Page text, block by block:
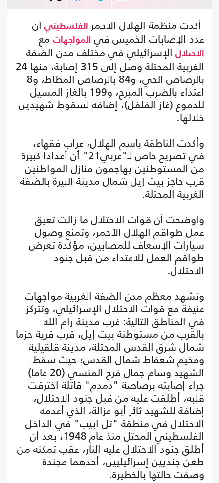
أكدت منظمة الهلال الأحمر الفلسطيني أن
عدد الإصابات الخميس في
المواجهات مع
الاحتلال الإسرائيلي في مختلف مدن الضفة
الغربية المحتلة وصل إلى 315 إصابة، منها 24
بالرصاص الحي، و84 بالرصاص المطاط، و8
اعتداء بالضرب المبرح، و199 بالغاز المسيل
للدموع (غاز الفلفل)، إضافة لسقوط شهيدين
خلالها.
وأكدت الناطقة باسم الهلال، عراب فقهاء،
في تصريح خاص لـ"عربي21" أن أعدادا كبيرة
من المستوطنين يهاجمون منازل المواطنين
قرب حاجز بيت إيل شمال مدينة البيرة بالضفة
الغربية المحتلة.
وأوضحت أن قوات الاحتلال ما زالت تعيق
عمل طواقم الهلال الأحمر، وتمنع وصول
سيارات الإسعاف للمصابين، مؤكدة تعرض
طواقم العمل للاعتداء من قبل جنود
الاحتلال.
وتشهد معظم مدن الضفة الغربية مواجهات
عنيفة مع قوات الاحتلال الإسرائيلي، وتتركز
في المناطق التالية: غرب مدينة رام الله
بالقرب من مستوطنة بيت إيل، قرب قرية حزما
شمال شرق القدس المحتلة، مدينة قلقيلية
ومخيم شعفاط شمال القدس؛ حيث سقط
الشهيد وسام جمال فرج المنسي (20 عاما)
جراء إصابته برصاصة "دمدم" قاتلة اخترقت
قلبه، أطلقت عليه من قبل جنود الاحتلال،
إضافة للشهيد ثائر أبو غزالة، الذي أعدمه
الاحتلال في منطقة "تل ابيب" في الداخل
الفلسطيني المحتل منذ عام 1948، بعد أن
أطلق جنود الاحتلال عليه النار، عقب تمكنه من
طعن جنديين إسرائيليين، أحدهما مجندة
وصفت حالتها بالخطيرة.